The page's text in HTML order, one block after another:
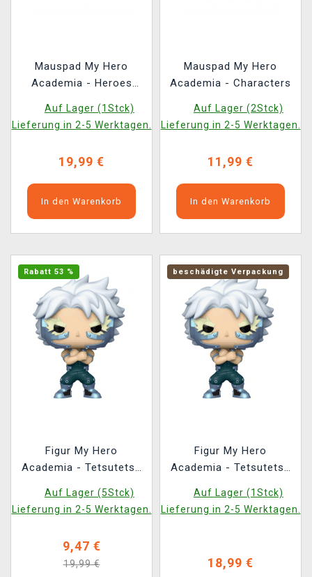
Mauspad My Hero
Academia - Heroes
Verpackung)
Auf Lager (1Stck)
Lieferung in 2-5 Werktagen.
19,99 €
In den Warenkorb
Mauspad My Hero
Academia - Characters
Auf Lager (2Stck)
Lieferung in 2-5 Werktagen.
11,99 €
In den Warenkorb
Rabatt 53 %
Figur My Hero
Academia - Tetsutetsu
Animation 1148)
Auf Lager (5Stck)
Lieferung in 2-5 Werktagen.
9,47 €
19,99 €
beschädigte Verpackung
Figur My Hero
Academia - Tetsutetsu
Animation 1148)
(beschädigte
Auf Lager (1Stck)
Lieferung in 2-5 Werktagen.
18,99 €